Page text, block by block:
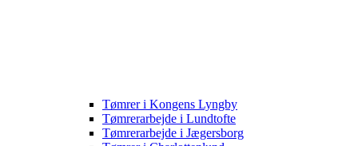
Tømrer i Kongens Lyngby
Tømrerarbejde i Lundtofte
Tømrerarbejde i Jægersborg